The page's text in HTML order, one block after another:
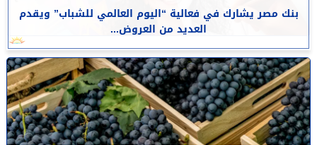
بنك مصر يشارك في فعالية “اليوم العالمي للشباب” ويقدم
العديد من العروض...